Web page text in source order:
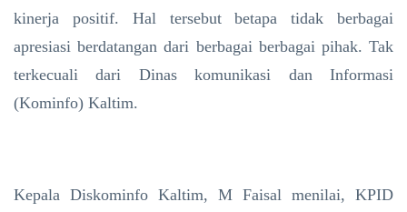
kinerja positif. Hal tersebut betapa tidak berbagai
apresiasi berdatangan dari berbagai berbagai pihak. Tak
terkecuali dari Dinas komunikasi dan Informasi
(Kominfo) Kaltim.
Kepala Diskominfo Kaltim, M Faisal menilai, KPID